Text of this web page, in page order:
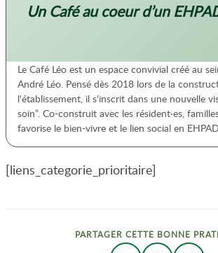
Un Café au coeur d’un
Le Café Léo est un espace convivial créé au
André Léo. Pensé dès 2018 lors de la
l'établissement, il s'inscrit dans une nouvelle
soin”. Co-construit avec les résident·es,
favorise le bien-vivre et le lien social en
[liens_categorie_prioritaire]
PARTAGER CETTE BONNE